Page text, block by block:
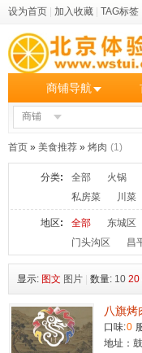
设为首页 加入收藏 TAG标签
商铺导航
商铺
首页 » 美食推荐 » 烤肉 (1)
分类: 全部 火锅
私房菜
川菜
地区: 全部 东城区
门头沟区
昌
显示: 图文 图片 数量: 10 20
八旗烤
口味:0
地址：